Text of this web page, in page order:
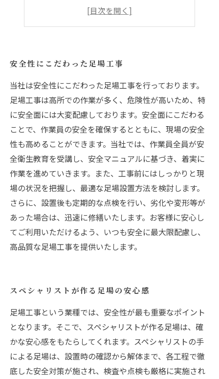
専門知識を活かした足場施工の高い品質
安全性にこだわった足場工事
当社は安全性にこだわった足場工事を行っております。
足場工事は高所での作業が多く、危険性が高いため、特
に安全面には大変配慮しております。安全面にこだわる
ことで、作業員の安全を確保するとともに、現場の安全
性も高めることができます。当社では、作業員全員が安
全衛生教育を受講し、安全マニュアルに基づき、着実に
作業を進めていきます。また、工事前にはしっかりと現
場の状況を把握し、最適な足場設置方法を検討します。
さらに、設置後も定期的な点検を行い、劣化や変形等が
あった場合は、迅速に修繕いたします。お客様に安心し
てご利用いただけるよう、いつも安全に最大限配慮し、
高品質な足場工事を提供いたします。
スペシャリストが作る足場の安心感
足場工事という業種では、安全性が最も重要なポイント
となります。そこで、スペシャリストが作る足場は、確
かな安心感をもたらしてくれます。スペシャリストの手
による足場は、設置時の確認から解体まで、各工程で徹
底した安全対策が施され、検査や点検も厳格に実施され